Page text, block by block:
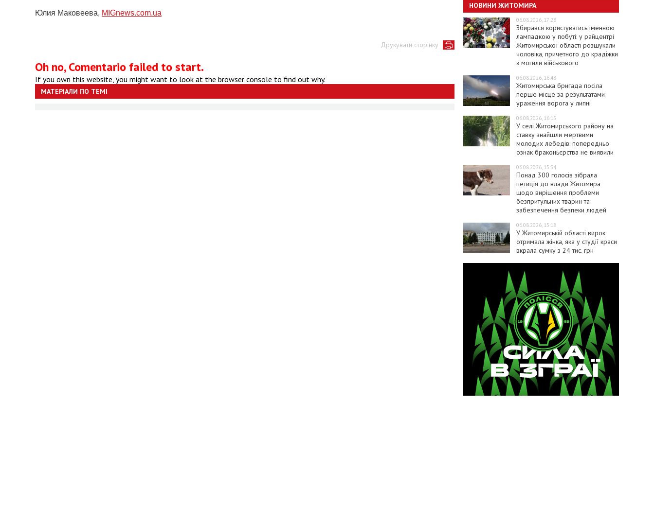
Юлия Маковеева, MIGnews.com.ua
Друкувати сторінку
Oh no, Comentario failed to start.
If you own this website, you might want to look at the browser console to find out why.
МАТЕРІАЛИ ПО ТЕМІ
НОВИНИ ЖИТОМИРА
06.08.2026, 17:28
Збирався користуватись іменною
лампадкою у побуті: у райцентрі
Житомирської області розшукали
чоловіка, причетного до крадіжки
з могили військового
06.08.2026, 16:48
Житомирська бригада посіла
перше місце за результатами
ураження ворога у липні
06.08.2026, 16:15
У селі Житомирського району на
ставку знайшли мертвими
молодих лебедів: попередньо
ознак браконьєрства не виявили
06.08.2026, 15:54
Понад 300 голосів зібрала
петиція до влади Житомира
щодо вирішення проблеми
безпритульних тварин та
забезпечення безпеки людей
06.08.2026, 15:18
У Житомирській області вирок
отримала жінка, яка у студії краси
вкрала сумку з 24 тис. грн